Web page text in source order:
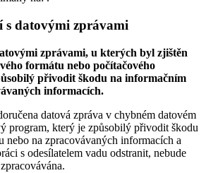
s datovými zprávami
zprávami, u kterých byl zjištěn
formátu nebo počítačového
přivodit škodu na informačním
informacích.
datová zpráva v chybném datovém
program, který je způsobilý přivodit škodu
nebo na zpracovávaných informacích a
s odesílatelem vadu odstranit, nebude